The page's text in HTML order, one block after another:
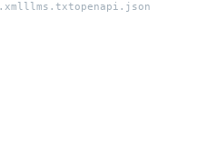
llms.txtopenapi.json